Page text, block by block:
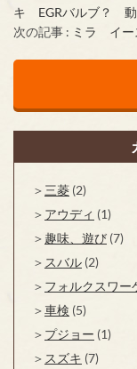
キ EGRバルブ？ 動
次の記事 : ミラ イ
三菱 (2)
アウディ (1)
趣味、遊び (7)
スバル (2)
フォルクスワー
車検 (5)
プジョー (1)
スズキ (7)